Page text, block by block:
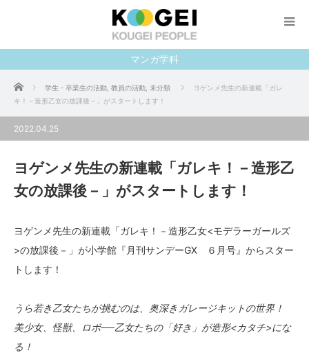
マンガ学科
ホーム 学生・卒業生の活動 教員の活動 未分類
ヨゲンメ先生の新連載「ガレ
キ！－造形乙女の放課後－」がスタートします！
2022.04.25
ヨゲンメ先生の新連載「ガレキ！－造形乙
女の放課後－」がスタートします！
ヨゲンメ先生の新連載「ガレキ！－造形乙女<モデラーガールズ
>の放課後－」が小学館『月刊サンデーGX ６月号』からスター
トします！
うら若き乙女たちが挑むのは、奥深きガレージキットの世界！
美少女、怪獣、ロボ──乙女たちの「好き」が造形<カタチ>にな
る！